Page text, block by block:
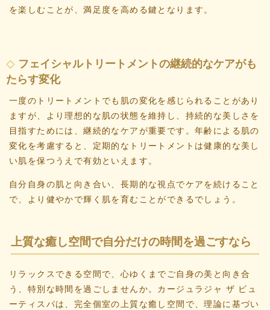
を楽しむことが、満足度を高める鍵となります。
フェイシャルトリートメントの継続的なケアがも
たらす変化
一度のトリートメントでも肌の変化を感じられることがあり
ますが、より理想的な肌の状態を維持し、持続的な美しさを
目指すためには、継続的なケアが重要です。年齢による肌の
変化を考慮すると、定期的なトリートメントは健康的な美し
い肌を保つうえで有効といえます。
自分自身の肌と向き合い、長期的な視点でケアを続けること
で、より健やかで輝く肌を育むことができるでしょう。
上質な癒し空間で自分だけの時間を過ごすなら
リラックスできる空間で、心ゆくまでご自身の美と向き合
う、特別な時間を過ごしませんか。カージュラジャ ザ ビュ
ーティスパは、完全個室の上質な癒し空間で、理論に基づい